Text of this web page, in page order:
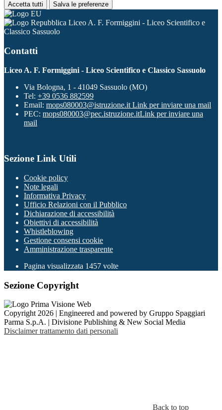
Accetta tutti Salva le preferenze
Liceo A. F. Formiggini - Liceo Scientifico e
Classico Sassuolo
Contatti
Liceo A. F. Formiggini - Liceo Scientifico e Classico Sassuolo
Via Bologna, 1 - 41049 Sassuolo (MO)
Tel: +39 0536 882599
Email: mops080003@istruzione.it Link per inviare una mail
PEC: mops080003@pec.istruzione.itLink per inviare una
mail
Sezione Link Utili
Cookie policy
Note legali
Informativa Privacy
Ufficio Relazioni con il Pubblico
Dichiarazione di accessibilità
Obiettivi di accessibilità
Whistleblowing
Gestione consensi cookie
Amministrazione trasparente
Pagina visualizzata 1457 volte
Sezione Copyright
Copyright 2026 | Engineered and powered by Gruppo Spaggiari
Parma S.p.A. | Divisione Publishing & New Social Media
Disclaimer trattamento dati personali
Back to top